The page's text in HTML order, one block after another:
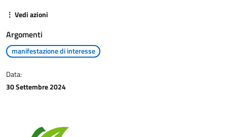
⋮ Vedi azioni
Argomenti
manifestazione di interesse
Data:
30 Settembre 2024